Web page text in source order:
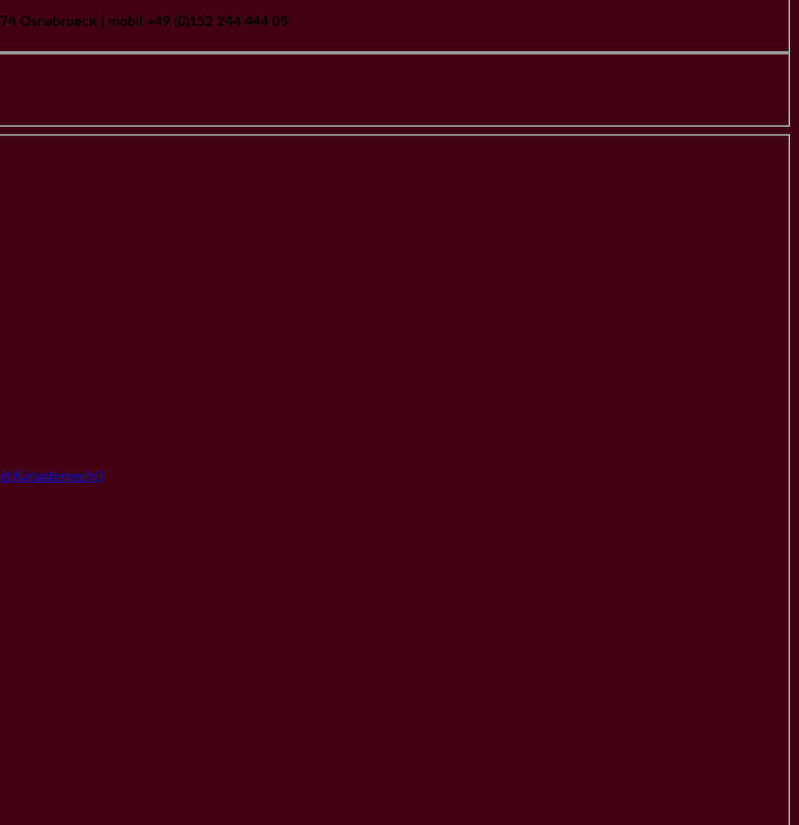
Osnabrueck | mobil +49 (0)152 244 444 05
Katasterrecht)